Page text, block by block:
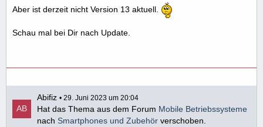
Aber ist derzeit nicht Version 13 aktuell.
Schau mal bei Dir nach Update.
Abifiz 29. Juni 2023 um 20:04
Hat das Thema aus dem Forum Mobile Betriebssysteme
nach Smartphones und Zubehör verschoben.